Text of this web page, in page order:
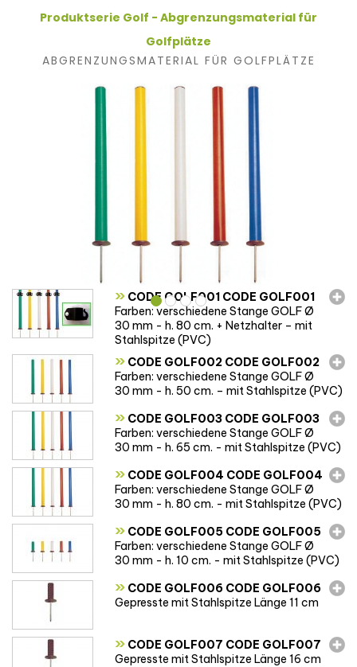
Produktserie Golf - Abgrenzungsmaterial für
Golfplätze
ABGRENZUNGSMATERIAL FÜR GOLFPLÄTZE
» CODE GOLF001 CODE GOLF001
Farben: verschiedene Stange GOLF Ø
30 mm - h. 80 cm. + Netzhalter – mit
Stahlspitze (PVC)
» CODE GOLF002 CODE GOLF002
Farben: verschiedene Stange GOLF Ø
30 mm - h. 50 cm. – mit Stahlspitze (PVC)
» CODE GOLF003 CODE GOLF003
Farben: verschiedene Stange GOLF Ø
30 mm - h. 65 cm. - mit Stahlspitze (PVC)
» CODE GOLF004 CODE GOLF004
Farben: verschiedene Stange GOLF Ø
30 mm - h. 80 cm. - mit Stahlspitze (PVC)
» CODE GOLF005 CODE GOLF005
Farben: verschiedene Stange GOLF Ø
30 mm - h. 10 cm. - mit Stahlspitze (PVC)
» CODE GOLF006 CODE GOLF006
Gepresste mit Stahlspitze Länge 11 cm
» CODE GOLF007 CODE GOLF007
Gepresste mit Stahlspitze Länge 16 cm